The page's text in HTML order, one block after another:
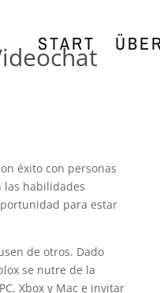
START
éxito con personas
las habilidades
para estar
de otros. Dado
se nutre de la
Xbox y Mac e invitar